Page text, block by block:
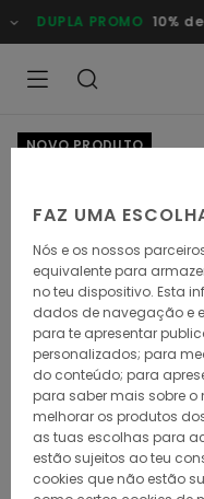
para
a
PROMO 10% de
NOVO PRODUTO
FAZ UMA
Nós e os nossos
equivalente para
no teu dispositivo. Esta
dados de navegação e
para te apresentar
personalizados; para
do conteúdo; para
para saber mais sobre o
melhorar os produtos
as tuas escolhas para
estão sujeitos ao teu
cookies que não estão